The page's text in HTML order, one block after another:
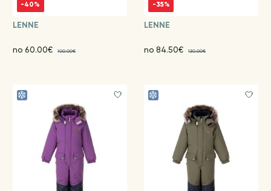
-40%
LENNE
no 60.00€ 100.00€
-35%
LENNE
no 84.50€ 130.00€